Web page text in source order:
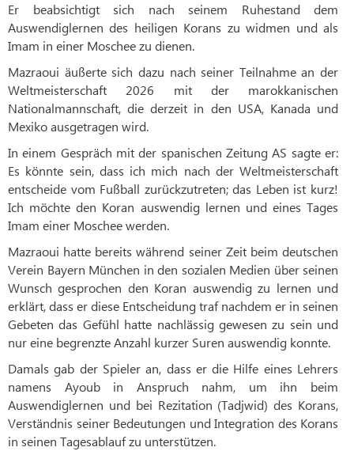
Er beabsichtigt sich nach seinem Ruhestand dem
Auswendiglernen des heiligen Korans zu widmen und als
Imam in einer Moschee zu dienen.
Mazraoui äußerte sich dazu nach seiner Teilnahme an der
Weltmeisterschaft 2026 mit der marokkanischen
Nationalmannschaft, die derzeit in den USA, Kanada und
Mexiko ausgetragen wird.
In einem Gespräch mit der spanischen Zeitung AS sagte er:
Es könnte sein, dass ich mich nach der Weltmeisterschaft
entscheide vom Fußball zurückzutreten; das Leben ist kurz!
Ich möchte den Koran auswendig lernen und eines Tages
Imam einer Moschee werden.
Mazraoui hatte bereits während seiner Zeit beim deutschen
Verein Bayern München in den sozialen Medien über seinen
Wunsch gesprochen den Koran auswendig zu lernen und
erklärt, dass er diese Entscheidung traf nachdem er in seinen
Gebeten das Gefühl hatte nachlässig gewesen zu sein und
nur eine begrenzte Anzahl kurzer Suren auswendig konnte.
Damals gab der Spieler an, dass er die Hilfe eines Lehrers
namens Ayoub in Anspruch nahm, um ihn beim
Auswendiglernen und bei Rezitation (Tadjwid) des Korans,
Verständnis seiner Bedeutungen und Integration des Korans
in seinen Tagesablauf zu unterstützen.